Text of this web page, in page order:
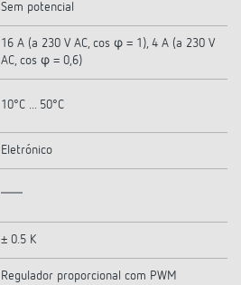
Sem potencial
16 A (a 230 V AC, cos φ = 1), 4 A (a 230 V
AC, cos φ = 0,6)
10°C ... 50°C
Eletrónico
± 0.5 K
Regulador proporcional com PWM